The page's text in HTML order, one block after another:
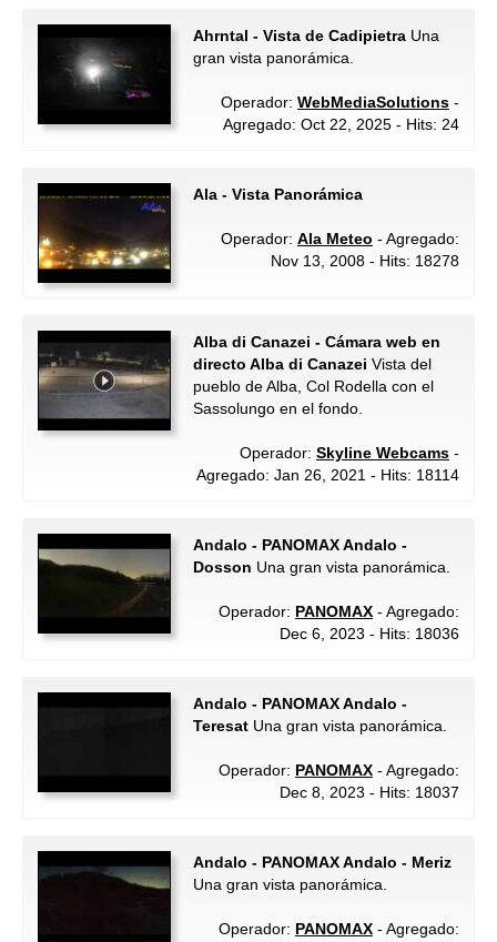
Ahrntal - Vista de Cadipietra Una
gran vista panorámica.
Operador: WebMediaSolutions -
Agregado: Oct 22, 2025 - Hits: 24
Ala - Vista Panorámica
Operador: Ala Meteo - Agregado:
Nov 13, 2008 - Hits: 18278
Alba di Canazei - Cámara web en
directo Alba di Canazei Vista del
pueblo de Alba, Col Rodella con el
Sassolungo en el fondo.
Operador: Skyline Webcams -
Agregado: Jan 26, 2021 - Hits: 18114
Andalo - PANOMAX Andalo -
Dosson Una gran vista panorámica.
Operador: PANOMAX - Agregado:
Dec 6, 2023 - Hits: 18036
Andalo - PANOMAX Andalo -
Teresat Una gran vista panorámica.
Operador: PANOMAX - Agregado:
Dec 8, 2023 - Hits: 18037
Andalo - PANOMAX Andalo - Meriz
Una gran vista panorámica.
Operador: PANOMAX - Agregado: